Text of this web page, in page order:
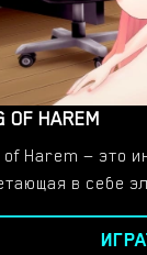
OF HAREM
of Harem — это
в себе
процессом в
отношения